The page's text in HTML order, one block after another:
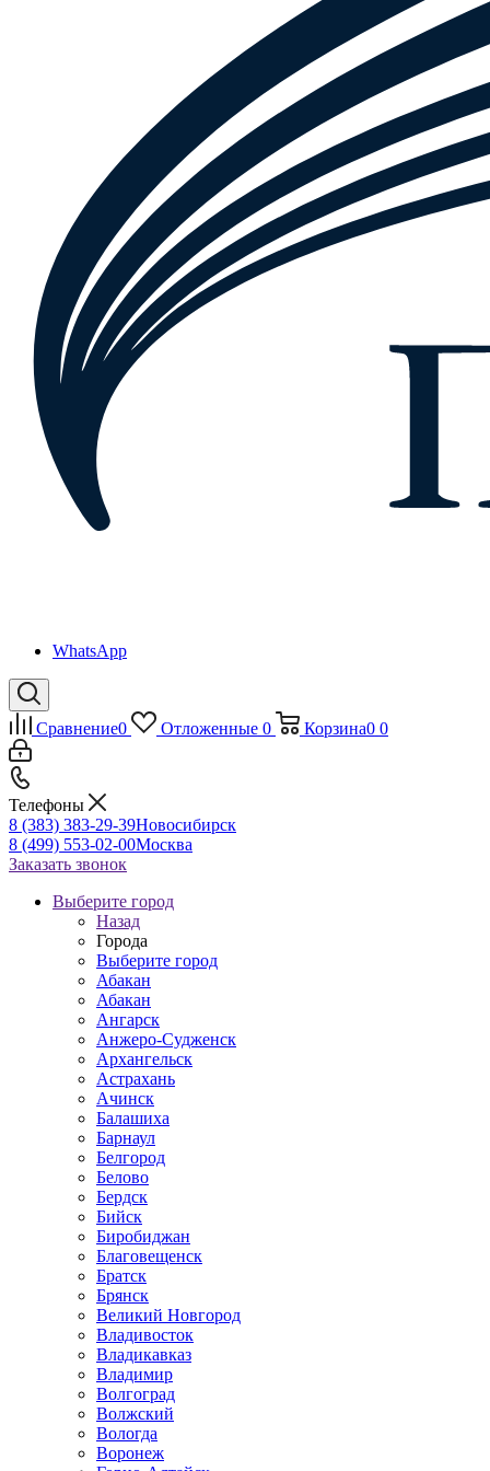
WhatsApp
Сравнение0 Отложенные 0 Корзина0 0
Телефоны
8 (383) 383-29-39Новосибирск
8 (499) 553-02-00Москва
Заказать звонок
Выберите город
Назад
Города
Выберите город
Абакан
Абакан
Ангарск
Анжеро-Судженск
Архангельск
Астрахань
Ачинск
Балашиха
Барнаул
Белгород
Белово
Бердск
Бийск
Биробиджан
Благовещенск
Братск
Брянск
Великий Новгород
Владивосток
Владикавказ
Владимир
Волгоград
Волжский
Вологда
Воронеж